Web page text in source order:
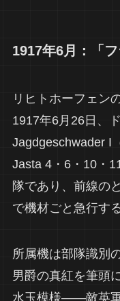
1917年6月：「
リヒトホーフェン
1917年6月26日、
Jagdgeschwader I
Jasta 4・6・10・
隊であり、前線の
で機材ごと急行す
所属機は部隊識別
男爵の真紅を筆頭
水玉模様——敵英軍